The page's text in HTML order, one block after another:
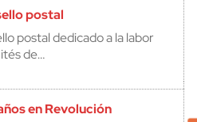
postal
postal dedicado a la labor
de…
en Revolución